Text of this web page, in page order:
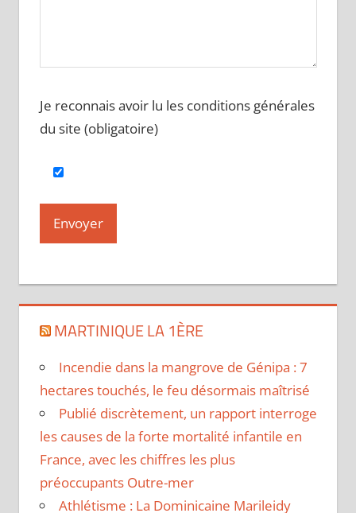
Je reconnais avoir lu les conditions générales
du site (obligatoire)
MARTINIQUE LA 1ÈRE
Incendie dans la mangrove de Génipa : 7
hectares touchés, le feu désormais maîtrisé
Publié discrètement, un rapport interroge
les causes de la forte mortalité infantile en
France, avec les chiffres les plus
préoccupants Outre-mer
Athlétisme : La Dominicaine Marileidy